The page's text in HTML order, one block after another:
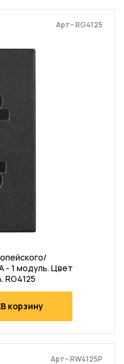
Арт– RG4125
- 1 модуль. Цвет
RG4125
В корзину
Арт– RW4125P